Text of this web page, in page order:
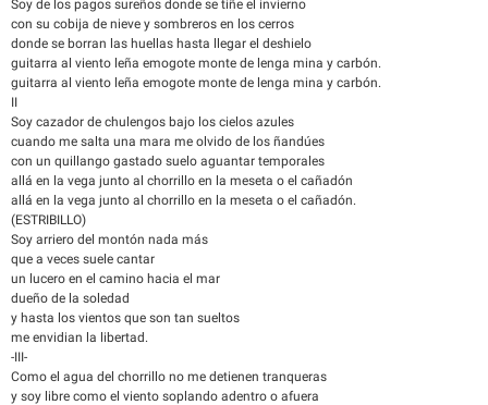
Soy de los pagos sureños donde se tiñe el invierno
con su cobija de nieve y sombreros en los cerros
donde se borran las huellas hasta llegar el deshielo
guitarra al viento leña emogote monte de lenga mina y carbón.
guitarra al viento leña emogote monte de lenga mina y carbón.
II
Soy cazador de chulengos bajo los cielos azules
cuando me salta una mara me olvido de los ñandúes
con un quillango gastado suelo aguantar temporales
allá en la vega junto al chorrillo en la meseta o el cañadón
allá en la vega junto al chorrillo en la meseta o el cañadón.
(ESTRIBILLO)
Soy arriero del montón nada más
que a veces suele cantar
un lucero en el camino hacia el mar
dueño de la soledad
y hasta los vientos que son tan sueltos
me envidian la libertad.
-III-
Como el agua del chorrillo no me detienen tranqueras
y soy libre como el viento soplando adentro o afuera